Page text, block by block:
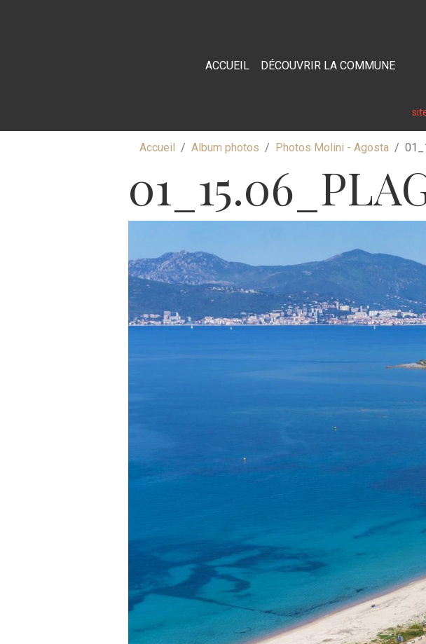
ACCUEIL DÉCOUVRIR LA COMMUNE
Accueil Album photos Photos Molini - Agosta